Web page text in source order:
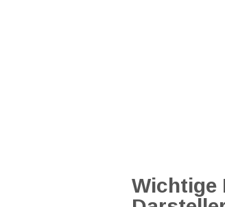
Wichtige